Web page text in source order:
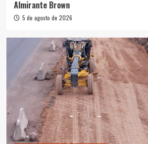
Almirante Brown
5 de agosto de 2026